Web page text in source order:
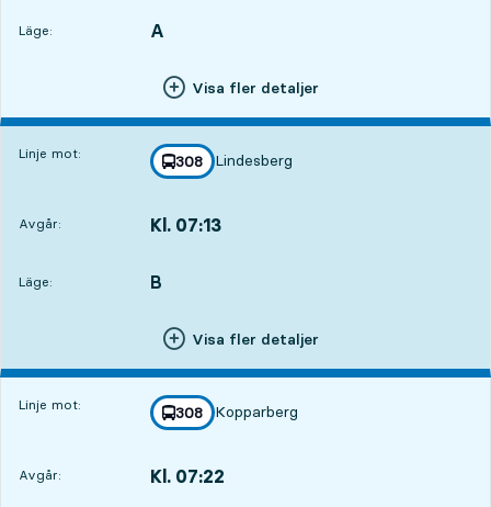
Läge:
LÄGE, A
,
Visa fler detaljer
Linje mot: linje
308
mot
Lindesberg
,
Avgår: Kl. 07:13
Läge:
LÄGE, B
,
Visa fler detaljer
Linje mot: linje
308
mot
Kopparberg
,
Avgår: Kl. 07:22